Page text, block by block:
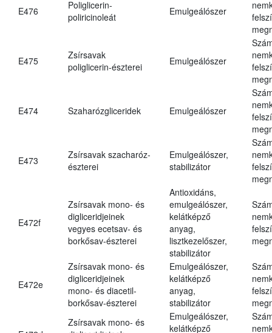
E476
Poliglicerin-
poliricinoleát
Emulgeálószer
E475
Zsírsavak
poliglicerin-észterei
Emulgeálószer
E474 Szaharózgliceridek Emulgeálószer
E473
Zsírsavak szacharóz-
észterei
Emulgeálószer,
stabilizátor
E472f
Zsírsavak mono- és
digliceridjeinek
vegyes ecetsav- és
borkősav-észterei
Antioxidáns,
emulgeálószer,
kelátképző
anyag,
lisztkezelőszer,
stabilizátor
E472e
Zsírsavak mono- és
digliceridjeinek
mono- és diacetil-
borkősav-észterei
Emulgeálószer,
kelátképző
anyag,
stabilizátor
Zsírsavak mono- és
Emulgeálószer,
kelátképző